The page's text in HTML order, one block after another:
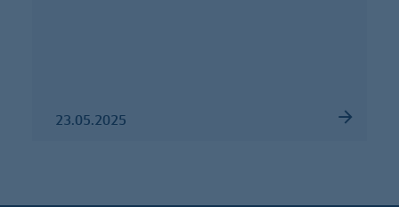
23.05.2025